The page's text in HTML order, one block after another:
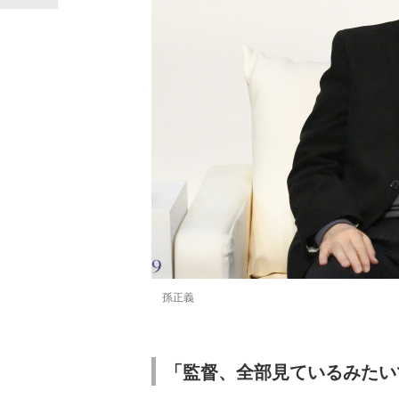
孫正義
「監督、全部見ているみた